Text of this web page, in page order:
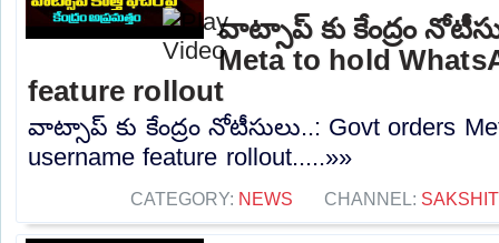
వాట్సాప్ కు కేంద్రం
Meta to hold
feature rollout
వాట్సాప్ కు కేంద్రం నోటీసులు..: Govt orders
username feature rollout.....»»
CATEGORY: NEWS CHANNEL: